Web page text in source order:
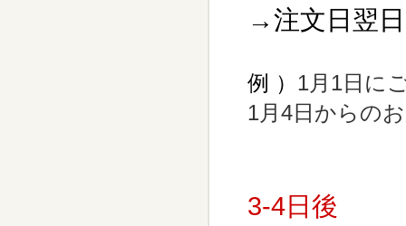
→注文日翌
例 ） 1月1日に
1月4日からの
3-4日後